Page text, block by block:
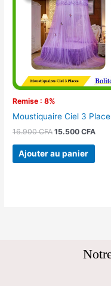
Remise : 8%
Moustiquaire Ciel 3
16.900CFA
était :
16.900 CFA.
15.500CFA
Ajouter au panier